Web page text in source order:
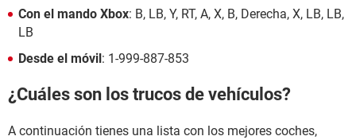
Con el mando Xbox: B, LB, Y, RT, A, X, B, Derecha, X, LB, LB,
LB
Desde el móvil: 1-999-887-853
¿Cuáles son los trucos de vehículos?
A continuación tienes una lista con los mejores coches,